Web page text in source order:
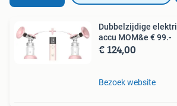
Dubbelzijdige
accu MOM&e € 99.-
€ 124,00
Bezoek website